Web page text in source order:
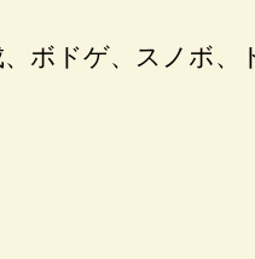
ボドゲ、スノボ、